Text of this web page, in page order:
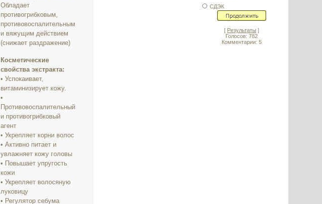
Обладает
противогрибковым,
противовоспалительным
и вяжущим действием
(снижает раздражение)
Косметические
свойства экстракта:
• Успокаивает,
витаминизирует кожу.
•
Противовоспалительный
и противогрибковый
агент
• Укрепляет корни волос
• Активно питает и
увлажняет кожу головы
• Повышает упругость
кожи
• Укрепляет волосяную
луковицу
• Регулятор себума
СДЭК
[ Результаты ]
Голосов: 782
Комментарии: 5